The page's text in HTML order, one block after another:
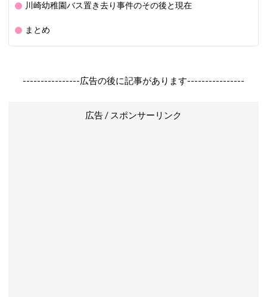
川崎幼稚園バス置き去り事件のその後と現在
まとめ
----------------広告の後に記事があります----------------
広告 / スポンサーリンク